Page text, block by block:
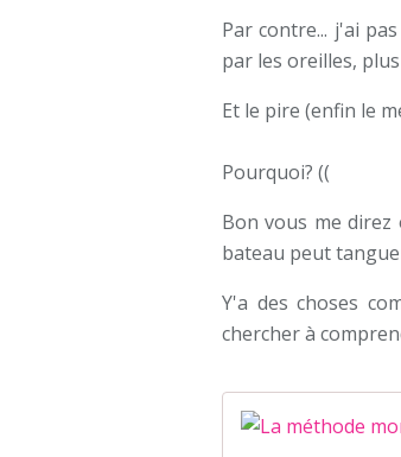
Par contre... j'ai
par les oreilles,
Et le pire (enfin le
Pourquoi? ((
Bon vous me
bateau peut
Y'a des choses
chercher à